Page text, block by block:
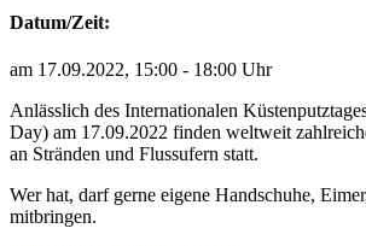
Datum/Zeit:
am 17.09.2022, 15:00 - 18:00 Uhr
Anlässlich des Internationalen
Day) am 17.09.2022 finden weltweit
an Stränden und Flussufern statt.
Wer hat, darf gerne eigene Handschuhe,
mitbringen.